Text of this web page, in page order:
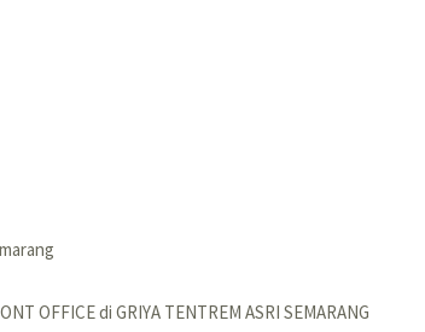
OFFICE di GRIYA TENTREM ASRI SEMARANG